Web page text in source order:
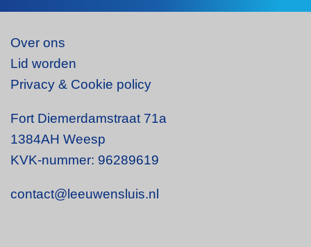
Over ons
Lid worden
Privacy & Cookie policy
Fort Diemerdamstraat 71a
1384AH Weesp
KVK-nummer: 96289619
contact@leeuwensluis.nl